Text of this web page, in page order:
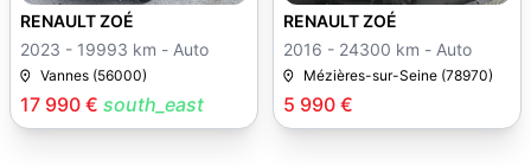
17 990 € south_east
RENAULT ZOÉ
2023 - 19993 km - Auto
Vannes (56000)
5 990 €
RENAULT ZOÉ
2016 - 24300 km - Auto
Mézières-sur-Seine (78970)